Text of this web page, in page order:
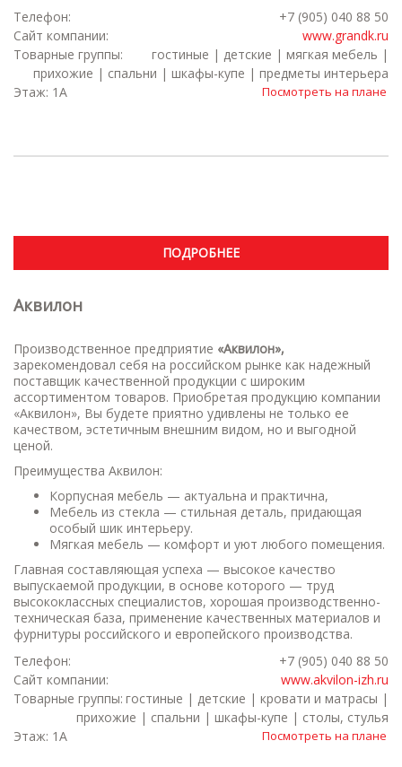
Телефон:
+7 (905) 040 88 50
Сайт компании:
www.grandk.ru
Товарные группы:
гостиные | детские | мягкая мебель |
прихожие | спальни | шкафы-купе | предметы интерьера
Этаж: 1А
Посмотреть на плане
ПОДРОБНЕЕ
Аквилон
Производственное предприятие «Аквилон»,
зарекомендовал себя на российском рынке как надежный
поставщик качественной продукции с широким
ассортиментом товаров. Приобретая продукцию компании
«Аквилон», Вы будете приятно удивлены не только ее
качеством, эстетичным внешним видом, но и выгодной
ценой.
Преимущества Аквилон:
Корпусная мебель — актуальна и практична,
Мебель из стекла — стильная деталь, придающая
особый шик интерьеру.
Мягкая мебель — комфорт и уют любого помещения.
Главная составляющая успеха — высокое качество
выпускаемой продукции, в основе которого — труд
высококлассных специалистов, хорошая производственно-
техническая база, применение качественных материалов и
фурнитуры российского и европейского производства.
Телефон:
+7 (905) 040 88 50
Сайт компании:
www.akvilon-izh.ru
Товарные группы: гостиные | детские | кровати и матрасы |
прихожие | спальни | шкафы-купе | столы, стулья
Этаж: 1А
Посмотреть на плане